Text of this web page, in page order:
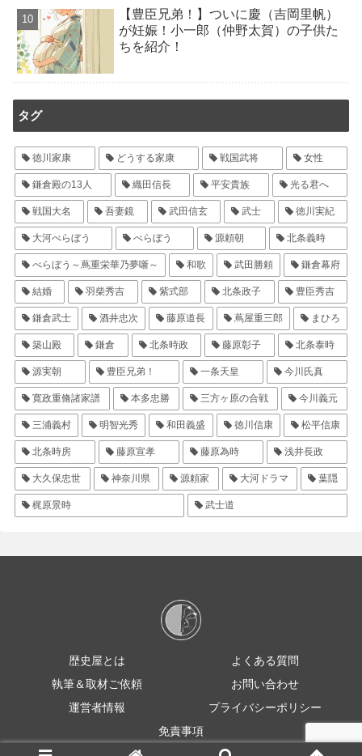
【豊臣兄弟！】ついに慶（吉岡里帆）
が妊娠！小一郎（仲野太賀）の子供た
ちを紹介！
タグ
徳川家康 どうする家康 戦国武将 女性
鎌倉殿の13人 織田信長 平安貴族 光る君へ
戦国大名 吾妻鏡 武田信玄 武士 徳川実紀
大河べらぼう べらぼう 源頼朝 北条義時
べらぼう～蔦重栄華乃夢噺～ 和歌 武田勝頼 鎌倉幕府
結婚 羽柴秀吉 紫式部 北条政子 豊臣秀吉
鎌倉武士 酒井忠次 藤原道長 蔦屋重三郎 まひろ
築山殿 鎌倉 北条時政 藤原彰子 北条泰時
源実朝 豊臣兄弟！ 一条天皇 今川氏真
寛政重脩諸家譜 本多忠勝 三方ヶ原の合戦 今川義元
三浦義村 明智光秀 和田義盛 徳川信康 松平信康
北条時房 藤原宣孝 藤原為時 浅井長政
大久保忠世 神奈川県 源頼家 大河ドラマ 葉隠
梶原景時 武士道
歴史屋とは
よくある質問
執筆＆取材ご依頼
お問い合わせ
運営者情報
プライバシーポリシー
免責事項